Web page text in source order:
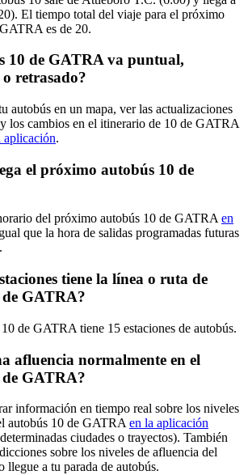
El tiempo total del viaje para el próximo
es de 20.
10 de GATRA va puntual,
retrasado?
autobús en un mapa, ver las actualizaciones
los cambios en el itinerario de 10 de GATRA
aplicación.
el próximo autobús 10 de
del próximo autobús 10 de GATRA en
que la hora de salidas programadas futuras
tiene la línea o ruta de
GATRA?
de GATRA tiene 15 estaciones de autobús.
afluencia normalmente en el
GATRA?
información en tiempo real sobre los niveles
autobús 10 de GATRA en la aplicación
ciudades o trayectos). También
sobre los niveles de afluencia del
llegue a tu parada de autobús.